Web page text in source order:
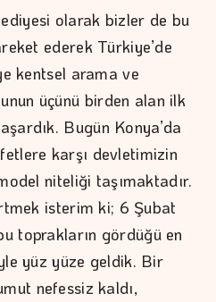
olarak bizler de bu
ederek Türkiye’de
kentsel arama ve
üçünü birden alan ilk
Bugün Konya’da
karşı devletimizin
niteliği taşımaktadır.
isterim ki; 6 Şubat
toprakların gördüğü en
yüz yüze geldik. Bir
nefessiz kaldı,